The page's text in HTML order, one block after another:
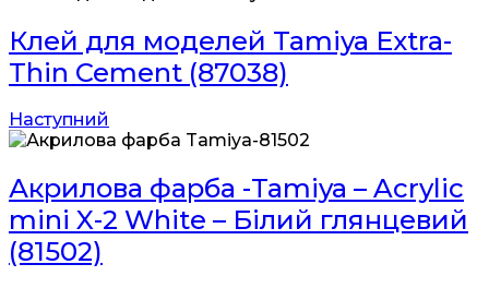
Клей для моделей Tamiya Extra-
Thin Cement (87038)
Наступний
Акрилова фарба -Tamiya – Acrylic
mini X-2 White – Білий глянцевий
(81502)